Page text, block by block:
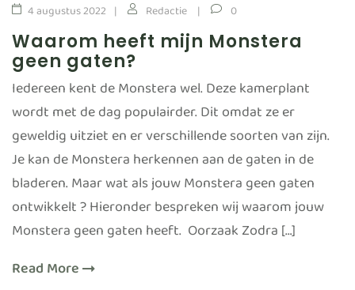
4 augustus 2022 Redactie 0
Waarom heeft mijn Monstera
geen gaten?
Iedereen kent de Monstera wel. Deze kamerplant
wordt met de dag populairder. Dit omdat ze er
geweldig uitziet en er verschillende soorten van zijn.
Je kan de Monstera herkennen aan de gaten in de
bladeren. Maar wat als jouw Monstera geen gaten
ontwikkelt ? Hieronder bespreken wij waarom jouw
Monstera geen gaten heeft. Oorzaak Zodra […]
Read More